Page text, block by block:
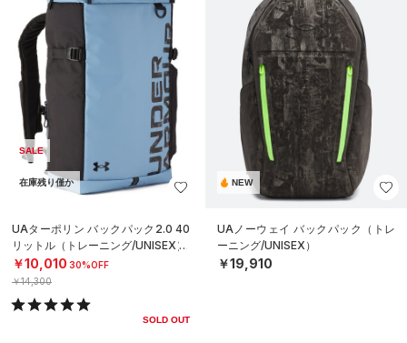
SALE
在庫残り僅か
UAターポリン バックパック2.0 40
リットル（トレーニング/UNISEX）
￥10,010 30%OFF
￥14,300
SOLD OUT
NEW
UAノーウェイ バックパック（トレ
ーニング/UNISEX）
￥19,910